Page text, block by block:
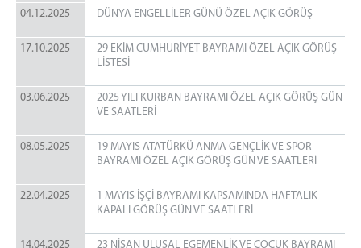
Ziyaret İşlemleri
Ziyaret Yönetmeliği
Açık Ziyaret
Fotoğraf Galerisi
04.12.2025 DÜNYA ENGELLİLER GÜNÜ ÖZEL AÇIK GÖRÜŞ
17.10.2025
29 EKİM CUMHURİYET BAYRAMI ÖZEL AÇIK GÖRÜŞ
LİSTESİ
03.06.2025
2025 YILI KURBAN BAYRAMI ÖZEL AÇIK GÖRÜŞ GÜN
VE SAATLERİ
08.05.2025
19 MAYIS ATATÜRKÜ ANMA GENÇLİK VE SPOR
BAYRAMI ÖZEL AÇIK GÖRÜŞ GÜN VE SAATLERİ
22.04.2025
1 MAYIS İŞÇİ BAYRAMI KAPSAMINDA HAFTALIK
KAPALI GÖRÜŞ GÜN VE SAATLERİ
14.04.2025
23 NİSAN ULUSAL EGEMENLİK VE ÇOCUK BAYRAMI